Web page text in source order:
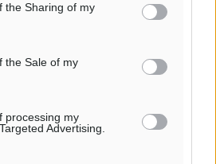
the Sharing of my
the Sale of my
processing my
Advertising.
μας στο Google News ★ ↗
πατήστε ★ Ακολουθήστε